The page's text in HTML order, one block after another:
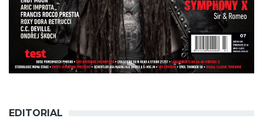
EDITORIAL